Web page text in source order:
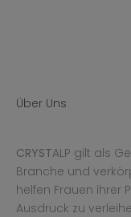
Über Uns
CRYSTALP gilt als
Branche und
helfen Frauen ihrer
Ausdruck zu